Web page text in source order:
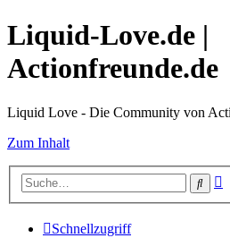
Liquid-Love.de |
Actionfreunde.de
Liquid Love - Die Community von
Zum Inhalt
Suche
Schnellzugriff